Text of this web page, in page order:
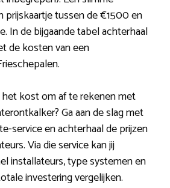
prijskaartje tussen de €1500 en
In de bijgaande tabel achterhaal
de kosten van een
kost om af te rekenen met
Ga aan de slag met
service en achterhaal de prijzen
Via die service kan jij
installateurs, type systemen en
investering vergelijken.